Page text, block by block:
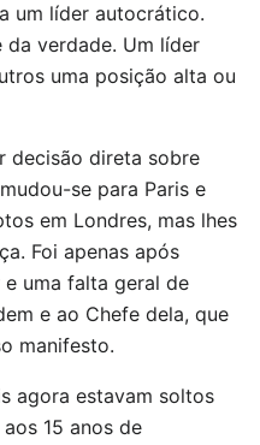
um líder autocrático.
da verdade. Um líder
uma posição alta ou
decisão direta sobre
se para Paris e
em Londres, mas lhes
Foi apenas após
uma falta geral de
e ao Chefe dela, que
manifesto.
agora estavam soltos
15 anos de